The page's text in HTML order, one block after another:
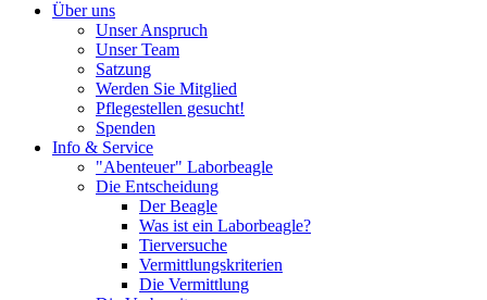
Über uns
Unser Anspruch
Unser Team
Satzung
Werden Sie Mitglied
Pflegestellen gesucht!
Spenden
Info & Service
"Abenteuer" Laborbeagle
Die Entscheidung
Der Beagle
Was ist ein Laborbeagle?
Tierversuche
Vermittlungskriterien
Die Vermittlung